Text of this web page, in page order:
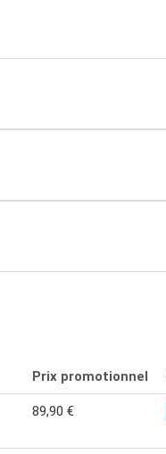
Prix promotionnel
89,90 €